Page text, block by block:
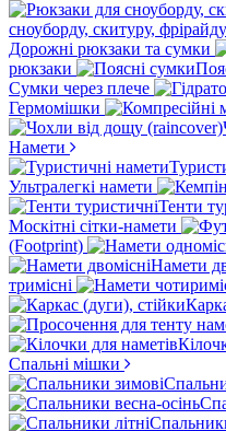
сноуборду, скитуру, фрірайду
Дорожні рюкзаки та сумки
рюкзаки
Сумки через плече
Гермомішки
Намети
Ультралегкі намети
Тенти
Москітні сітки-намети
(Footprint)
Намети
тримісні
Спальні мішки